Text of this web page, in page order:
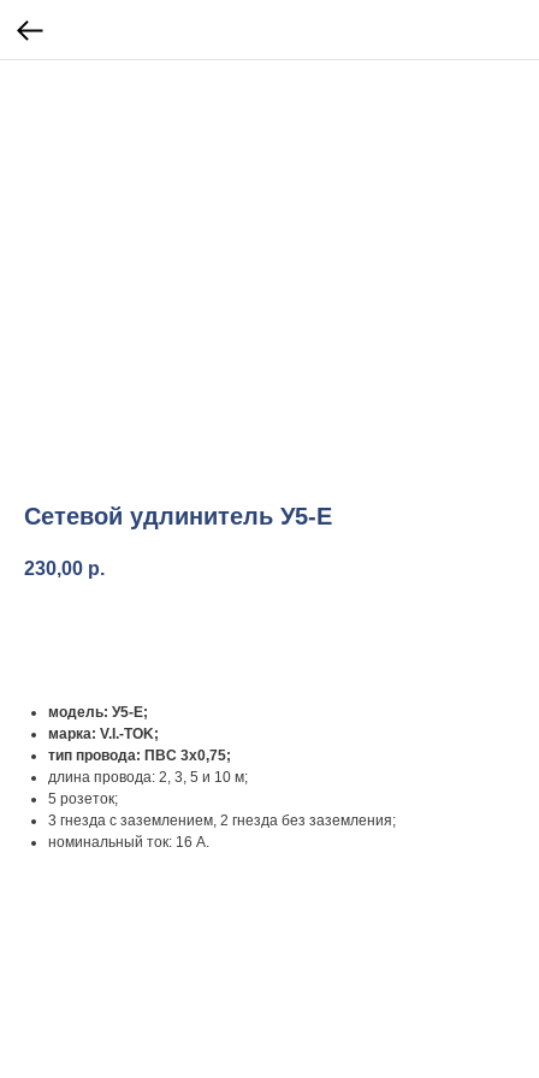
Сетевой удлинитель У5-Е
230,00 р.
модель: У5-Е;
марка: V.I.-TOK;
тип провода: ПВС 3х0,75;
длина провода: 2, 3, 5 и 10 м;
5 розеток;
3 гнезда с заземлением, 2 гнезда без заземления;
номинальный ток: 16 А.